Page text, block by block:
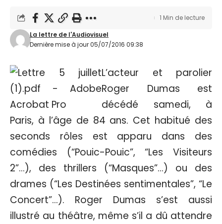
Dernière mise à jour 05/07/2016 09:38
La lettre de l'Audiovisuel
1 Min de lecture
L’acteur et parolier
Roger Dumas est
décédé samedi, à
Paris, à l’âge de 84 ans. Cet habitué des
seconds rôles est apparu dans des
comédies (“Pouic-Pouic”, “Les Visiteurs
2”…), des thrillers (“Masques”…) ou des
drames (“Les Destinées sentimentales”, “Le
Concert”…). Roger Dumas s’est aussi
illustré au théâtre, même s’il a dû attendre